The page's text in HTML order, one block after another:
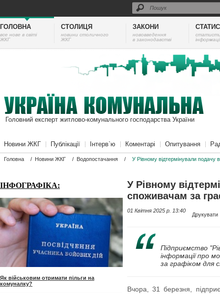
ГОЛОВНА
все нове в світі
ЖКГ
СТОЛИЦЯ
новини столичного
ЖКГ
ЗАКОНИ
нововведення
в законодавстві
Головний експерт житлово-комунального господарства України
Новини ЖКГ Публікації Інтерв`ю Коментарі Опитування
Головна / Новини ЖКГ / Водопостачання / У Рівному відтермінували подачу
ІНФОГРАФІКА:
Як військовим отримати пільги на
комуналку?
У Рівному
споживачам за
01 Квітня 2025 p. 13:40
Друкувати
Підприємство
інформації про
за графіком для
Вчора, 31 березня,